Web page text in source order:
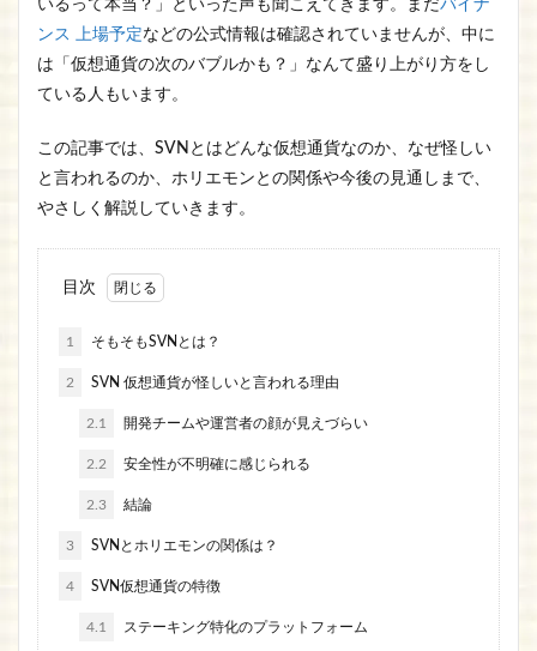
いるって本当？」といった声も聞こえてきます。まだバイナ
ンス 上場予定などの公式情報は確認されていませんが、中に
は「仮想通貨の次のバブルかも？」なんて盛り上がり方をし
ている人もいます。
この記事では、SVNとはどんな仮想通貨なのか、なぜ怪しい
と言われるのか、ホリエモンとの関係や今後の見通しまで、
やさしく解説していきます。
目次
1 そもそもSVNとは？
2 SVN 仮想通貨が怪しいと言われる理由
2.1 開発チームや運営者の顔が見えづらい
2.2 安全性が不明確に感じられる
2.3 結論
3 SVNとホリエモンの関係は？
4 SVN仮想通貨の特徴
4.1 ステーキング特化のプラットフォーム